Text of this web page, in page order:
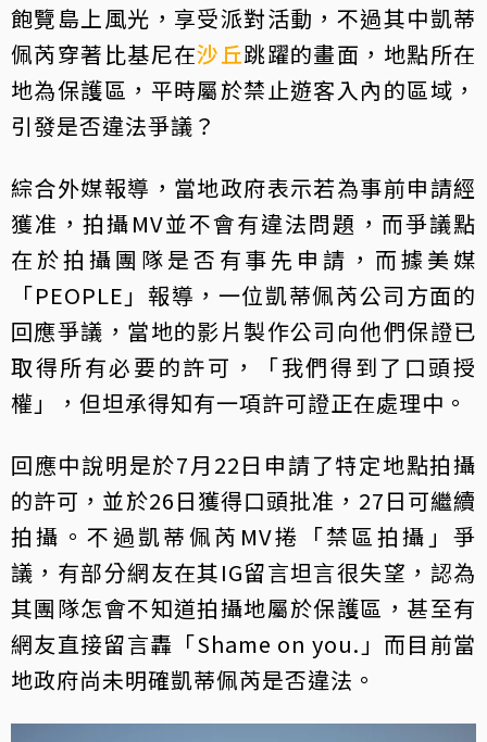
飽覽島上風光，享受派對活動，不過其中凱蒂
佩芮穿著比基尼在沙丘跳躍的畫面，地點所在
地為保護區，平時屬於禁止遊客入內的區域，
引發是否違法爭議？
綜合外媒報導，當地政府表示若為事前申請經
獲准，拍攝MV並不會有違法問題，而爭議點
在於拍攝團隊是否有事先申請，而據美媒
「PEOPLE」報導，一位凱蒂佩芮公司方面的
回應爭議，當地的影片製作公司向他們保證已
取得所有必要的許可，「我們得到了口頭授
權」，但坦承得知有一項許可證正在處理中。
回應中說明是於7月22日申請了特定地點拍攝
的許可，並於26日獲得口頭批准，27日可繼續
拍攝。不過凱蒂佩芮MV捲「禁區拍攝」爭
議，有部分網友在其IG留言坦言很失望，認為
其團隊怎會不知道拍攝地屬於保護區，甚至有
網友直接留言轟「Shame on you.」而目前當
地政府尚未明確凱蒂佩芮是否違法。